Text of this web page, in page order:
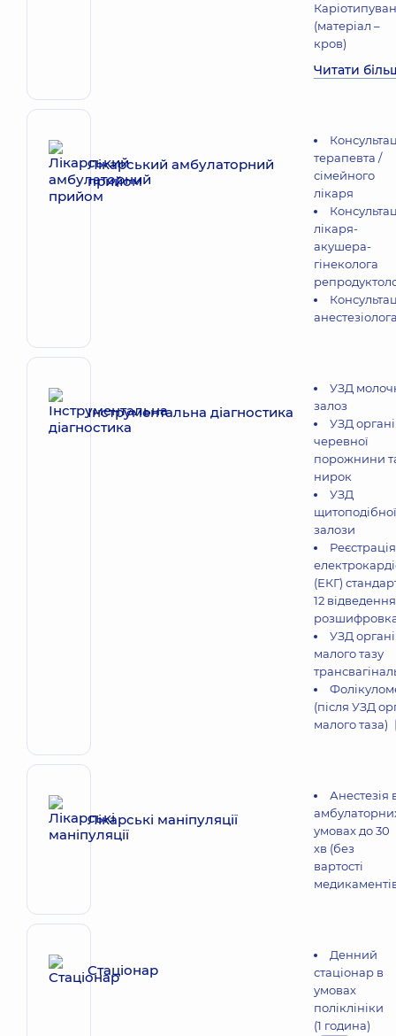
(матеріал –
кров)
Читати
Лікарський амбулаторний
прийом
терапевта /
сімейного
лікаря
лікаря-
акушера-
гінеколога
Інструментальна діагностика
УЗД
залоз
УЗД
черевної
порожнини
нирок
УЗД
щитоподібної
залози
Реєстрація
(ЕКГ)
12
УЗД
малого тазу
(після УЗД
малого таза)
Лікарські маніпуляції
Анестезія
умовах до 30
хв (без
вартості
Стаціонар
Денний
стаціонар в
умовах
поліклініки
(1 година)